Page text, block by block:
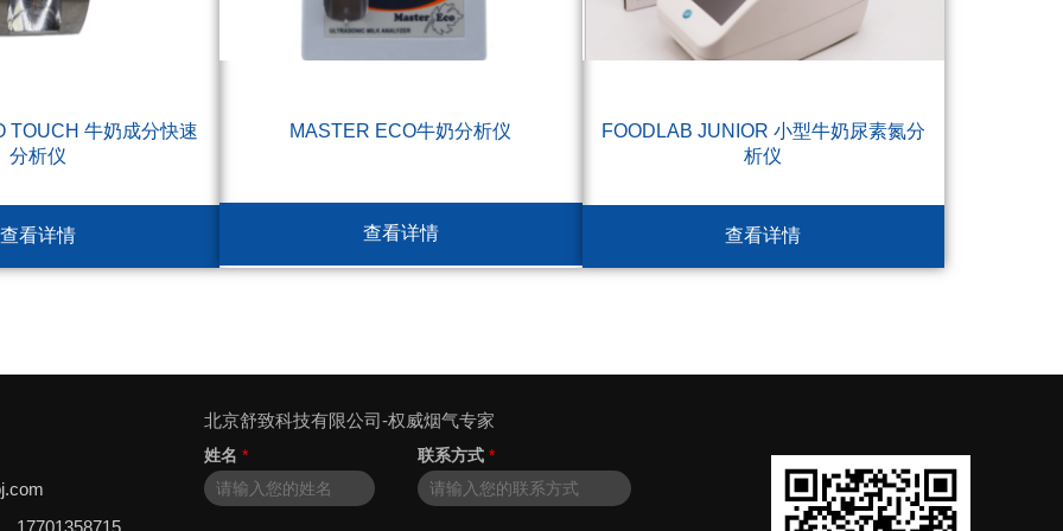
TOUCH 牛奶成分快速
分析仪
查看详情
MASTER ECO牛奶分析仪
查看详情
FOODLAB JUNIOR 小型牛奶尿素氮分
析仪
查看详情
17701358715
北京舒致科技有限公司-权威烟气专家
姓名* 联系方式*